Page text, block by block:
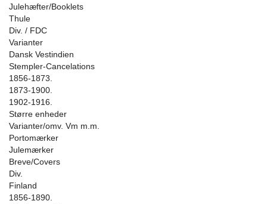
Julehæfter/Booklets
Thule
Div. / FDC
Varianter
Dansk Vestindien
Stempler-Cancelations
1856-1873.
1873-1900.
1902-1916.
Større enheder
Varianter/omv. Vm m.m.
Portomærker
Julemærker
Breve/Covers
Div.
Finland
1856-1890.